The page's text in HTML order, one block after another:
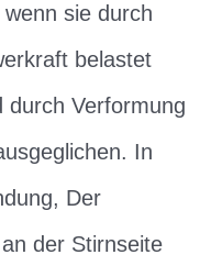
sie durch
belastet
durch Verformung
In
Der
der Stirnseite